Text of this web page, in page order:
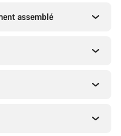
assemblé